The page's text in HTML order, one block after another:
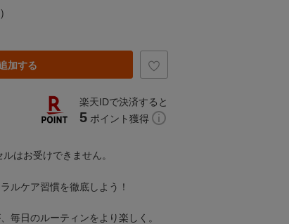
加する
楽天IDで決済すると
5 ポイント獲得
はお受けできません。
ルケア習慣を徹底しよう！
毎日のルーティンをより楽しく。